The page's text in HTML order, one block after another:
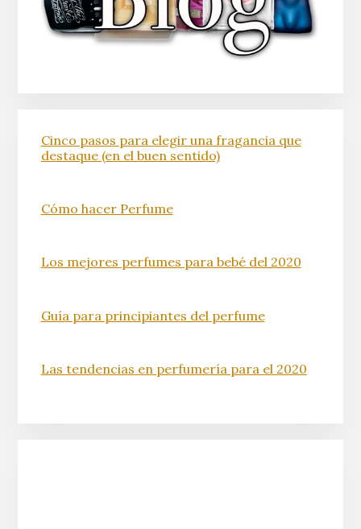
Cinco pasos para elegir una fragancia que
destaque (en el buen sentido)
Cómo hacer Perfume
Los mejores perfumes para bebé del 2020
Guía para principiantes del perfume
Las tendencias en perfumería para el 2020